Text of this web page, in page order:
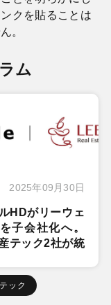
クを貼ることは
。
ム
2025年09月30日
HDがリーウェ
子会社化へ。
テック2社が統
ック